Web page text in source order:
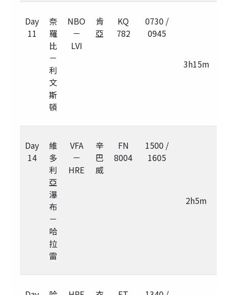
Day
11
奈
羅
比
－
利
文
斯
頓
NBO
－
LVI
肯
亞
KQ
782
0730 /
0945
3h15m
Day
14
維
多
利
亞
瀑
布
－
哈
拉
雷
VFA
－
HRE
辛
巴
威
FN
8004
1500 /
1605
2h5m